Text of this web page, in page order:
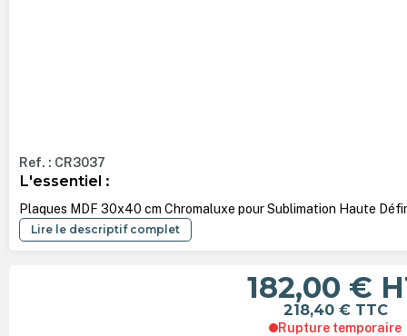
Ref. : CR3037
L'essentiel :
Plaques MDF 30x40 cm Chromaluxe pour Sublimation Haute
Lire le descriptif complet
182,00 €
218,40 € TTC
Rupture temporaire